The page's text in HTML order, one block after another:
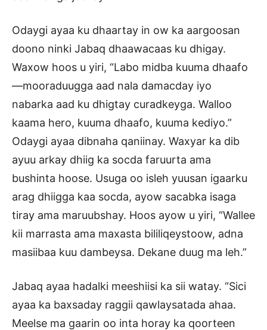
Odaygi ayaa ku dhaartay in ow ka aargoosan
doono ninki Jabaq dhaawacaas ku dhigay.
Waxow hoos u yiri, “Labo midba kuuma dhaafo
—mooraduugga aad nala damacday iyo
nabarka aad ku dhigtay curadkeyga. Walloo
kaama hero, kuuma dhaafo, kuuma kediyo.”
Odaygi ayaa dibnaha qaniinay. Waxyar ka dib
ayuu arkay dhiig ka socda faruurta ama
bushinta hoose. Usuga oo isleh yuusan igaarku
arag dhiigga kaa socda, ayow sacabka isaga
tiray ama maruubshay. Hoos ayow u yiri, “Wallee
kii marrasta ama maxasta bililiqeystoow, adna
masiibaa kuu dambeysa. Dekane duug ma leh.”
Jabaq ayaa hadalki meeshiisi ka sii watay. “Sici
ayaa ka baxsaday raggii qawlaysatada ahaa.
Meelse ma gaarin oo inta horay ka qoorteen